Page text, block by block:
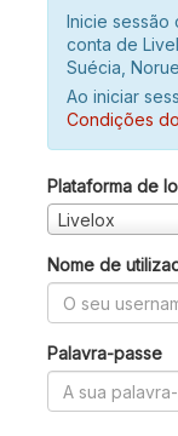
Inicie sessão
conta de
Suécia,
Ao iniciar
Condições
Plataforma de
Livelox
Nome de
Palavra-passe